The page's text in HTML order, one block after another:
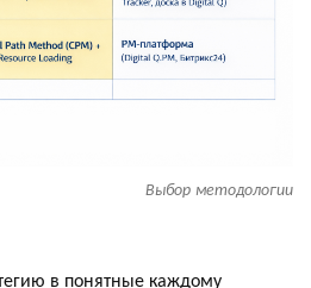
Выбор методологии
в понятные каждому